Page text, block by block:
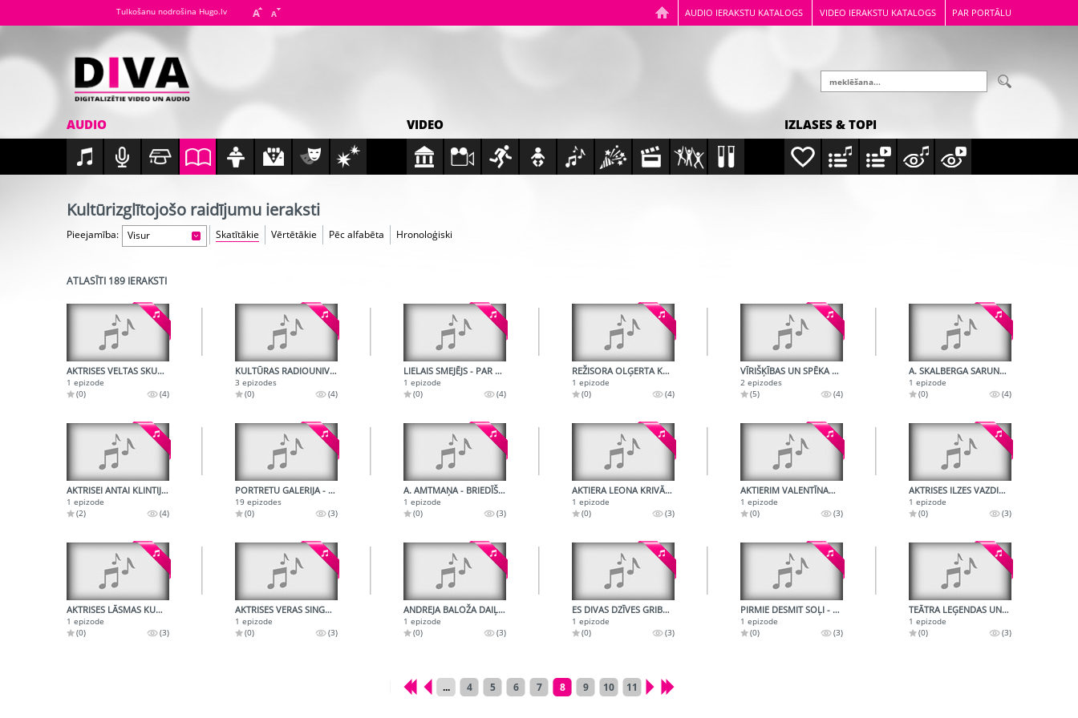
AUDIO IERAKSTU KATALOGS VIDEO IERAKSTU KATALOGS PAR PORTĀLU
Tulkošanu nodrošina Hugo.lv
AUDIO VIDEO IZLASES & TOPI
Kultūrizglītojošo raidījumu ieraksti
Pieejamība: Visur Skatītākie Vērtētākie Pēc alfabēta Hronoloģiski
ATLASĪTI 189 IERAKSTI
AKTRISES VELTAS SKURSTENES DAIĻRADE
1 epizode
(0)
(4)
KULTŪRAS RADIOUNIVERSITĀTE
3 epizodes
(0)
(4)
LIELAIS SMEJĒJS - PAR AKTIERI GUSTAVU ŽIBALTU
1 epizode
(0)
(4)
REŽISORA OLĢERTA KRODERA DAIĻRADE
1 epizode
(0)
(4)
VĪRIŠĶĪBAS UN SPĒKA MĀKSLA
2 epizodes
(5)
(4)
A. SKALBERGA SARUNA AR KINO REŽISORU R. KALNIŅU
1 epizode
(0)
(4)
AKTRISEI ANTAI KLINTIJ - 100
1 epizode
(2)
(4)
PORTRETU GALERIJA - BASBARITONS EGILS SILIŅŠ
19 epizodes
(0)
(3)
A. AMTMAŅA - BRIEDĪŠA RUNA
1 epizode
(0)
(3)
AKTIERA LEONA KRIVĀNA RADIOPORTRETS
1 epizode
(0)
(3)
AKTIERIM VALENTĪNAM SKULMEM - 60
1 epizode
(0)
(3)
AKTRISES ILZES VAZDIKAS RADIOPORTRETS
1 epizode
(0)
(3)
AKTRISES LĀSMAS KUGRĒNAS RADIOPORTRETS
1 epizode
(0)
(3)
AKTRISES VERAS SINGAJEVSKAS RADIOPORTRETS SAKARĀ AR AKTRISES 60 GADU JUBILEJU
1 epizode
(0)
(3)
ANDREJA BALOŽA DAIĻRADE
1 epizode
(0)
(3)
ES DIVAS DZĪVES GRIBU REIZĒ DZĪVOT - RADIOKOMPOZĪCIJA
1 epizode
(0)
(3)
PIRMIE DESMIT SOĻI - PAR ROBERTU ZĒBERGU
1 epizode
(0)
(3)
TEĀTRA LEĢENDAS UN TO VĀCĒJA - LILIJAI DZENEI 60
1 epizode
(0)
(3)
... 4 5 6 7 8 9 10 11